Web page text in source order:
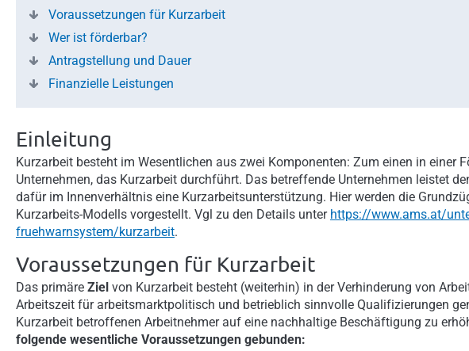
Voraussetzungen für Kurzarbeit
Wer ist förderbar?
Antragstellung und Dauer
Finanzielle Leistungen
Einleitung
Kurzarbeit besteht im Wesentlichen aus zwei Komponenten: Zum einen in einer
Unternehmen, das Kurzarbeit durchführt. Das betreffende Unternehmen leistet
dafür im Innenverhältnis eine Kurzarbeitsunterstützung. Hier werden die
Kurzarbeits-Modells vorgestellt. Vgl zu den Details unter https://www.ams.at/
fruehwarnsystem/kurzarbeit.
Voraussetzungen für Kurzarbeit
Das primäre Ziel von Kurzarbeit besteht (weiterhin) in der Verhinderung von
Arbeitszeit für arbeitsmarktpolitisch und betrieblich sinnvolle Qualifizierungen
Kurzarbeit betroffenen Arbeitnehmer auf eine nachhaltige Beschäftigung zu
folgende wesentliche Voraussetzungen gebunden: